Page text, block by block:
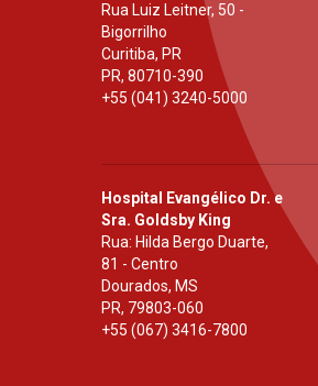
Rua Luiz Leitner, 50 -
Bigorrilho
Curitiba, PR
PR, 80710-390
+55 (041) 3240-5000
Hospital Evangélico Dr. e
Sra. Goldsby King
Rua: Hilda Bergo Duarte,
81 - Centro
Dourados, MS
PR, 79803-060
+55 (067) 3416-7800